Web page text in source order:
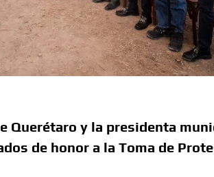
Querétaro y la presidenta
de honor a la Toma de